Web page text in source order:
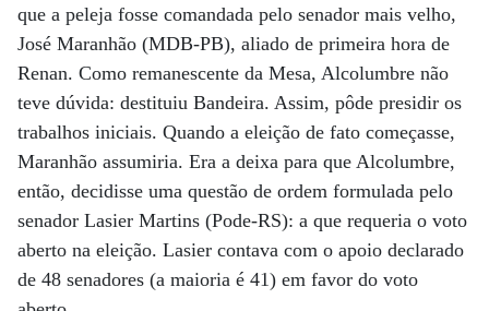
que a peleja fosse comandada pelo senador mais velho,
José Maranhão (MDB-PB), aliado de primeira hora de
Renan. Como remanescente da Mesa, Alcolumbre não
teve dúvida: destituiu Bandeira. Assim, pôde presidir os
trabalhos iniciais. Quando a eleição de fato começasse,
Maranhão assumiria. Era a deixa para que Alcolumbre,
então, decidisse uma questão de ordem formulada pelo
senador Lasier Martins (Pode-RS): a que requeria o voto
aberto na eleição. Lasier contava com o apoio declarado
de 48 senadores (a maioria é 41) em favor do voto